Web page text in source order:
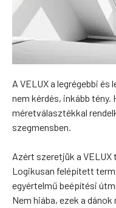
A VELUX a legrégebbi
nem kérdés, inkább tény.
méretválasztékkal
szegmensben.
Azért szeretjük a
Logikusan felépített
egyértelmű beépítési
Nem hiába, ezek a